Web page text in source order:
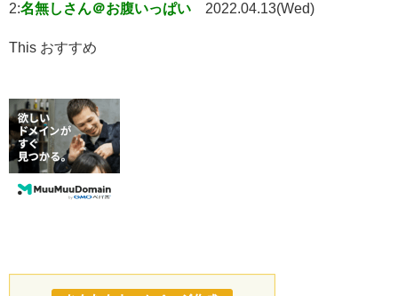
2:名無しさん＠お腹いっぱい 2022.04.13(Wed)
This おすすめ